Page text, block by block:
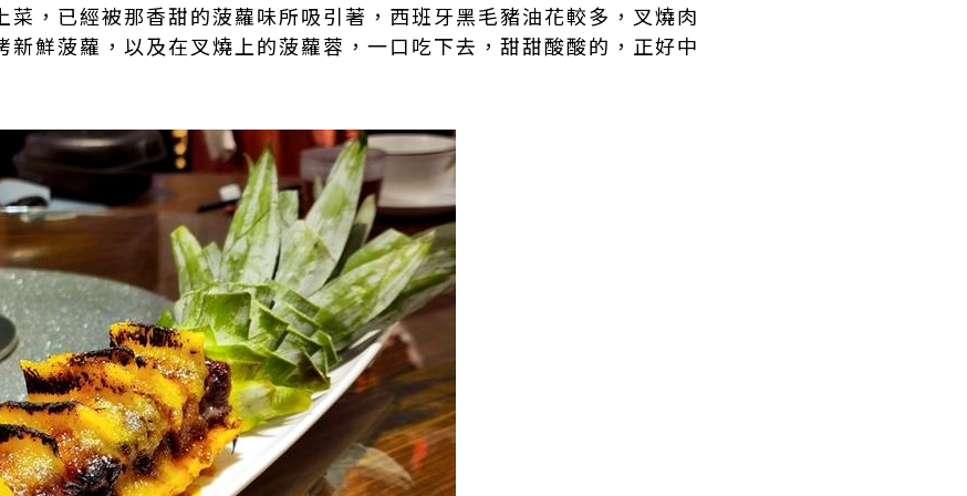
菜，已經被那香甜的菠蘿味所吸引著，西班牙黑毛豬油花較多，叉燒肉
新鮮菠蘿，以及在叉燒上的菠蘿蓉，一口吃下去，甜甜酸酸的，正好中